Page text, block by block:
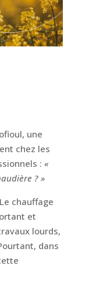
une
chez les
: «
? »
chauffage
et
lourds,
dans